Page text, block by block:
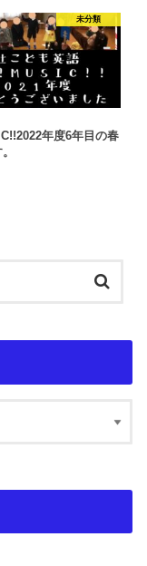
未分類
年度6年目の春